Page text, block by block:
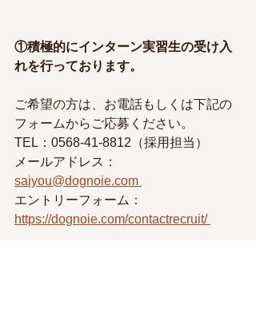
①積極的にインターン実習生の受け入
れを行っております。
ご希望の方は、お電話もしくは下記の
フォームからご応募ください。
TEL：0568-41-8812（採用担当）
メールアドレス：
saiyou@dognoie.com
エントリーフォーム：
https://dognoie.com/contactrecruit/